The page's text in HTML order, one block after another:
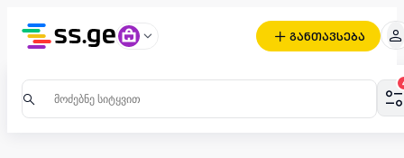
განთავსება